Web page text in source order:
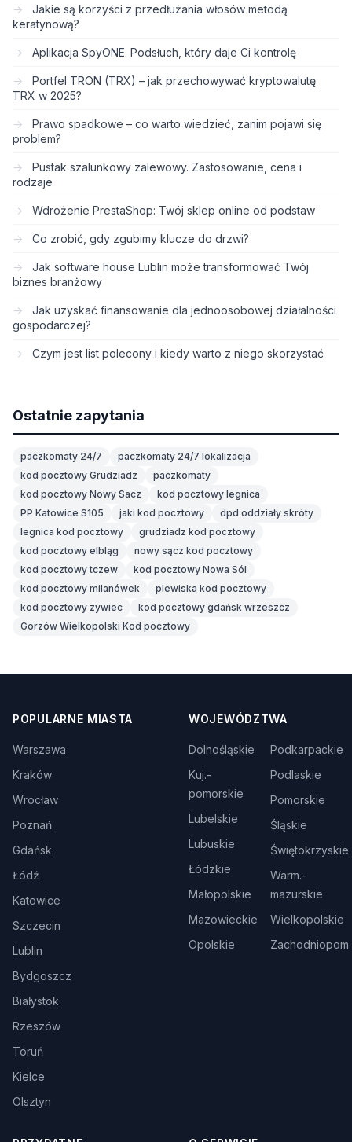
Jakie są korzyści z przedłużania włosów metodą
keratynową?
Aplikacja SpyONE. Podsłuch, który daje Ci kontrolę
Portfel TRON (TRX) – jak przechowywać kryptowalutę
TRX w 2025?
Prawo spadkowe – co warto wiedzieć, zanim pojawi się
problem?
Pustak szalunkowy zalewowy. Zastosowanie, cena i
rodzaje
Wdrożenie PrestaShop: Twój sklep online od podstaw
Co zrobić, gdy zgubimy klucze do drzwi?
Jak software house Lublin może transformować Twój
biznes branżowy
Jak uzyskać finansowanie dla jednoosobowej działalności
gospodarczej?
Czym jest list polecony i kiedy warto z niego skorzystać
Ostatnie zapytania
paczkomaty 24/7
paczkomaty 24/7 lokalizacja
kod pocztowy Grudziadz
paczkomaty
kod pocztowy Nowy Sacz
kod pocztowy legnica
PP Katowice S105
jaki kod pocztowy
dpd oddziały skróty
legnica kod pocztowy
grudziadz kod pocztowy
kod pocztowy elbląg
nowy sącz kod pocztowy
kod pocztowy tczew
kod pocztowy Nowa Sól
kod pocztowy milanówek
plewiska kod pocztowy
kod pocztowy zywiec
kod pocztowy gdańsk wrzeszcz
Gorzów Wielkopolski Kod pocztowy
POPULARNE MIASTA
Warszawa
Kraków
Wrocław
Poznań
Gdańsk
Łódź
Katowice
Szczecin
Lublin
Bydgoszcz
Białystok
Rzeszów
Toruń
Kielce
Olsztyn
WOJEWÓDZTWA
Dolnośląskie
Kuj.-
pomorskie
Lubelskie
Lubuskie
Łódzkie
Małopolskie
Mazowieckie
Opolskie
Podkarpackie
Podlaskie
Pomorskie
Śląskie
Świętokrzyskie
Warm.-
mazurskie
Wielkopolskie
Zachodniopom.